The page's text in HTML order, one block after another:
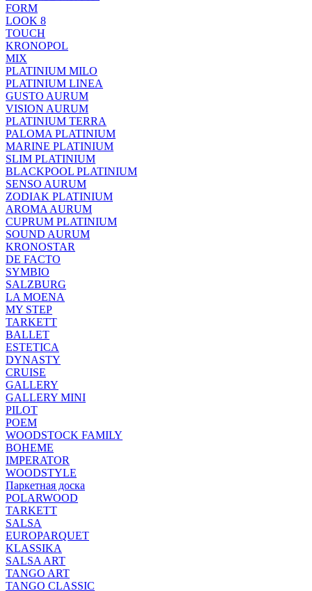
FORM
LOOK 8
TOUCH
KRONOPOL
MIX
PLATINIUM MILO
PLATINIUM LINEA
GUSTO AURUM
VISION AURUM
PLATINIUM TERRA
PALOMA PLATINIUM
MARINE PLATINIUM
SLIM PLATINIUM
BLACKPOOL PLATINIUM
SENSO AURUM
ZODIAK PLATINIUM
AROMA AURUM
CUPRUM PLATINIUM
SOUND AURUM
KRONOSTAR
DE FACTO
SYMBIO
SALZBURG
LA MOENA
MY STEP
TARKETT
BALLET
ESTETICA
DYNASTY
CRUISE
GALLERY
GALLERY MINI
PILOT
POEM
WOODSTOCK FAMILY
BOHEME
IMPERATOR
WOODSTYLE
Паркетная доска
POLARWOOD
TARKETT
SALSA
EUROPARQUET
KLASSIKA
SALSA ART
TANGO ART
TANGO CLASSIC